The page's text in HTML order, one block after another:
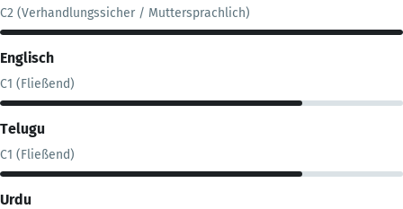
C2 (Verhandlungssicher / Muttersprachlich)
Englisch
C1 (Fließend)
Telugu
C1 (Fließend)
Urdu